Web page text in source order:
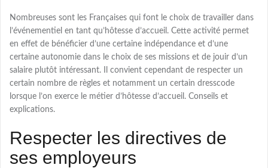
Nombreuses sont les Françaises qui font le choix de travailler dans
l’événementiel en tant qu’hôtesse d’accueil. Cette activité permet
en effet de bénéficier d’une certaine indépendance et d’une
certaine autonomie dans le choix de ses missions et de jouir d’un
salaire plutôt intéressant. Il convient cependant de respecter un
certain nombre de règles et notamment un certain dresscode
lorsque l’on exerce le métier d’hôtesse d’accueil. Conseils et
explications.
Respecter les directives de
ses employeurs